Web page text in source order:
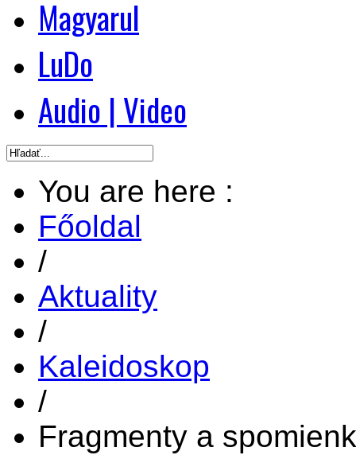
Magyarul
LuDo
Audio | Video
You are here :
Főoldal
/
Aktuality
/
Kaleidoskop
/
Fragmenty a